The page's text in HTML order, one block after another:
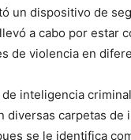
un dispositivo de
a cabo por estar
de violencia en
inteligencia
diversas carpetas
se le identifica